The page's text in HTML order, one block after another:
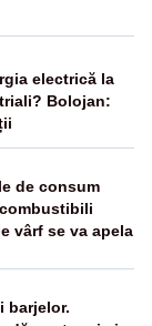
electrică la
Bolojan:
de consum
vârf se va apela
barjelor.